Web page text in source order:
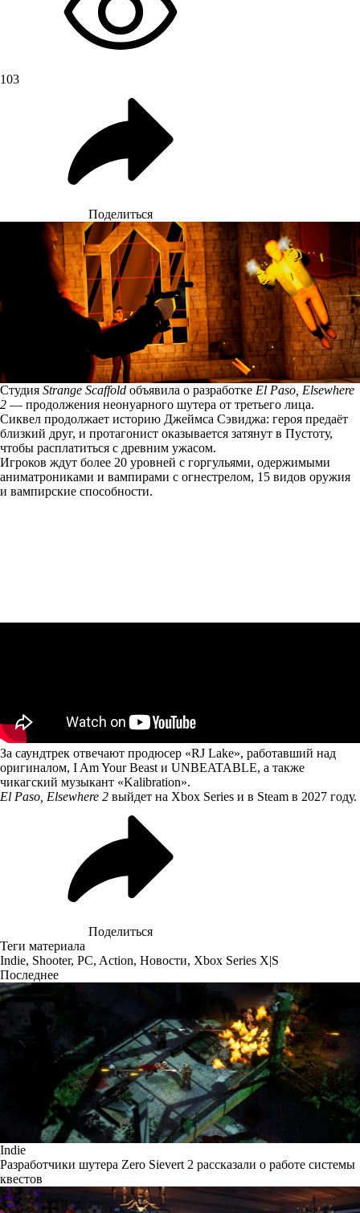
103
Поделиться
Студия Strange Scaffold объявила о разработке El Paso, Elsewhere
2 — продолжения неонуарного шутера от третьего лица.
Сиквел продолжает историю Джеймса Сэвиджа: героя предаёт
близкий друг, и протагонист оказывается затянут в Пустоту,
чтобы расплатиться с древним ужасом.
Игроков ждут более 20 уровней с горгульями, одержимыми
аниматрониками и вампирами с огнестрелом, 15 видов оружия
и вампирские способности.
За саундтрек отвечают продюсер «RJ Lake», работавший над
оригиналом, I Am Your Beast и UNBEATABLE, а также
чикагский музыкант «Kalibration».
El Paso, Elsewhere 2 выйдет на Xbox Series и в Steam в 2027 году.
Поделиться
Теги материала
Indie, Shooter, PC, Action, Новости, Xbox Series X|S
Последнее
Indie
Разработчики шутера Zero Sievert 2 рассказали о работе системы
квестов